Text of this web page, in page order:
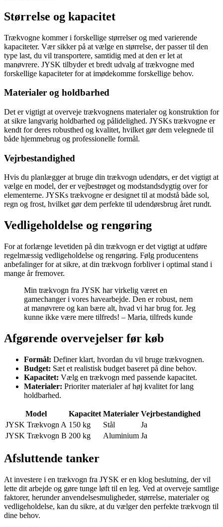
Størrelse og kapacitet
Trækvogne kommer i forskellige størrelser og med varierende
kapaciteter. Vær sikker på at vælge en størrelse, der passer til den
type last, du vil transportere, samtidig med at den er let at
manøvrere. JYSK tilbyder et bredt udvalg af trækvogne med
forskellige kapaciteter for at imødekomme forskellige behov.
Materialer og holdbarhed
Det er vigtigt at overveje trækvognens materialer og konstruktion for
at sikre langvarig holdbarhed og pålidelighed. JYSKs trækvogne er
kendt for deres robusthed og kvalitet, hvilket gør dem velegnede til
både hjemmebrug og professionelle formål.
Vejrbestandighed
Hvis du planlægger at bruge din trækvogn udendørs, er det vigtigt at
vælge en model, der er vejbestrøget og modstandsdygtig over for
elementerne. JYSKs trækvogne er designet til at modstå både sol,
regn og frost, hvilket gør dem perfekte til udendørsbrug året rundt.
Vedligeholdelse og rengøring
For at forlænge levetiden på din trækvogn er det vigtigt at udføre
regelmæssig vedligeholdelse og rengøring. Følg producentens
anbefalinger for at sikre, at din trækvogn forbliver i optimal stand i
mange år fremover.
Min trækvogn fra JYSK har virkelig været en
gamechanger i vores havearbejde. Den er robust, nem
at manøvrere og kan bære alt, hvad vi har brug for. Jeg
kunne ikke være mere tilfreds! – Maria, tilfreds kunde
Afgørende overvejelser før køb
Formål: Definer klart, hvordan du vil bruge trækvognen.
Budget: Sæt et realistisk budget baseret på dine behov.
Kapacitet: Vælg en trækvogn med passende kapacitet.
Materialer: Prioriter materialer af høj kvalitet for lang
holdbarhed.
Model Kapacitet Materialer Vejrbestandighed
JYSK Trækvogn A 150 kg Stål
Ja
JYSK Trækvogn B 200 kg Aluminium Ja
Afsluttende tanker
At investere i en trækvogn fra JYSK er en klog beslutning, der vil
lette dit arbejde og gøre tunge løft til en leg. Ved at overveje samtlige
faktorer, herunder anvendelsesmuligheder, størrelse, materialer og
vedligeholdelse, kan du sikre, at du vælger den perfekte trækvogn til
dine behov.